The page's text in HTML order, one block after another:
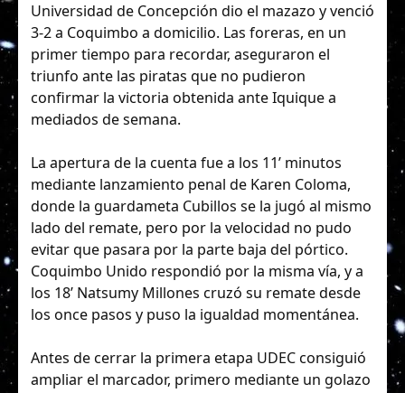
Universidad de Concepción dio el mazazo y venció
3-2 a Coquimbo a domicilio. Las foreras, en un
primer tiempo para recordar, aseguraron el
triunfo ante las piratas que no pudieron
confirmar la victoria obtenida ante Iquique a
mediados de semana.
La apertura de la cuenta fue a los 11’ minutos
mediante lanzamiento penal de Karen Coloma,
donde la guardameta Cubillos se la jugó al mismo
lado del remate, pero por la velocidad no pudo
evitar que pasara por la parte baja del pórtico.
Coquimbo Unido respondió por la misma vía, y a
los 18’ Natsumy Millones cruzó su remate desde
los once pasos y puso la igualdad momentánea.
Antes de cerrar la primera etapa UDEC consiguió
ampliar el marcador, primero mediante un golazo